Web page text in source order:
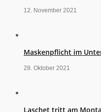
12. November 2021
Maskenpflicht im
28. Oktober 2021
Laschet tritt am